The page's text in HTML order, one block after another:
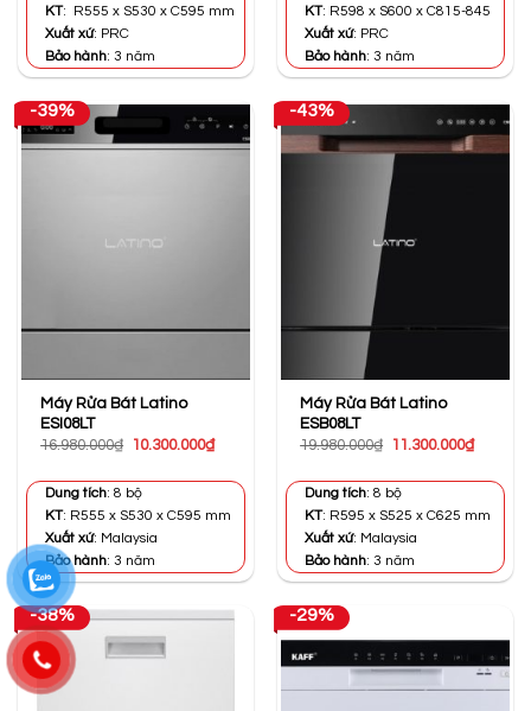
KT: R555 x S530 x C595 mm
Xuất xứ: PRC
Bảo hành: 3 năm
KT: R598 x S600 x C815-845
Xuất xứ: PRC
Bảo hành: 3 năm
-39%
Máy Rửa Bát Latino
ESI08LT
16.980.000₫
Giá
16.980.000₫.
10.300.000₫Giá
Dung tích: 8 bộ
KT: R555 x S530 x C595 mm
Xuất xứ: Malaysia
Bảo hành: 3 năm
-43%
Máy Rửa Bát Latino
ESB08LT
19.980.000₫
Giá
19.980.000₫.
11.300.000₫Giá
Dung tích: 8 bộ
KT: R595 x S525 x C625 mm
Xuất xứ: Malaysia
Bảo hành: 3 năm
-38% -29%